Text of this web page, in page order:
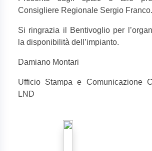
Consigliere Regionale Sergio Franco.
Si ringrazia il Bentivoglio per
la disponibilità dell’impianto.
Damiano Montari
Ufficio Stampa e Comunicazione
LND